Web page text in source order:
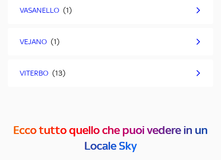
VASANELLO
VEJANO
VITERBO
Ecco tutto quello che puoi vedere in un
Locale Sky